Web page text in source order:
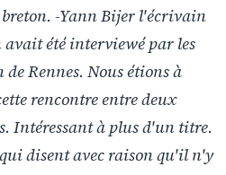
breton. -Yann Bijer l'écrivain
été interviewé par les
Rennes. Nous étions à
rencontre entre deux
Intéressant à plus d'un titre.
disent avec raison qu'il n'y